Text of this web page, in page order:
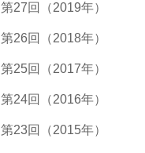
第27回（2019年）
第26回（2018年）
第25回（2017年）
第24回（2016年）
第23回（2015年）